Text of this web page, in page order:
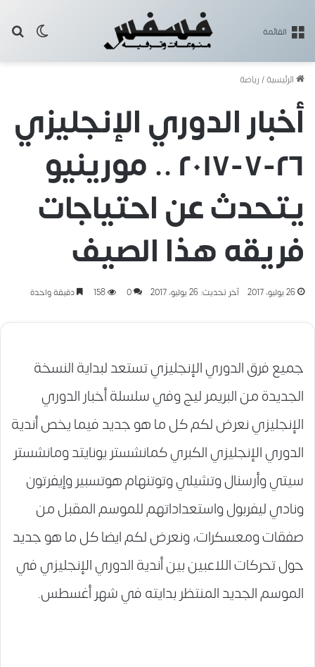
القائمة
الرئيسية/رياضة
أخبار الدوري الإنجليزي
٢٦-٧-٢٠١٧ .. مورينيو
يتحدث عن احتياجات
فريقه هذا الصيف
26 يوليو، 2017 آخر تحديث: 26 يوليو، 2017 0
158 دقيقة واحدة
جميع فرق الدوري الإنجليزي تستعد لبداية النسخة
الجديدة من البريمر ليج وفي سلسلة أخبار الدوري
الإنجليزي نعرض لكم كل ما هو جديد فيما يخص أندية
الدوري الإنجليزي الكبري كمانشستر يونايتد ومانشستر
سيتي وأرسنال وتشيلي وتوتنهام هوتسبير وإيفرتون
ونادي ليفربول واستعداداتهم للموسم المقبل من
صفقات ومعسكرات، ونعرض لكم ايضا كل ما هو جديد
حول تحركات اللاعبين بين أندية الدوري الإنجليزي في
الموسم الجديد المنتظر بدايته في شهر أغسطس.